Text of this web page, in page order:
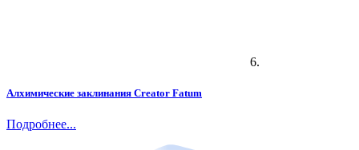
6.
Алхимические заклинания Creator Fatum
Подробнее...